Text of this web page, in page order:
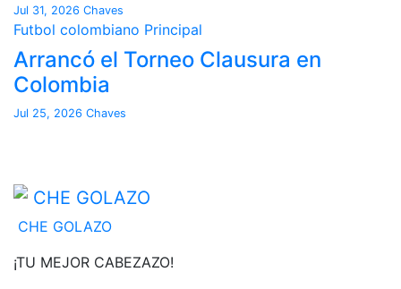
Jul 31, 2026 Chaves
Futbol colombiano Principal
Arrancó el Torneo Clausura en
Colombia
Jul 25, 2026 Chaves
CHE GOLAZO
¡TU MEJOR CABEZAZO!